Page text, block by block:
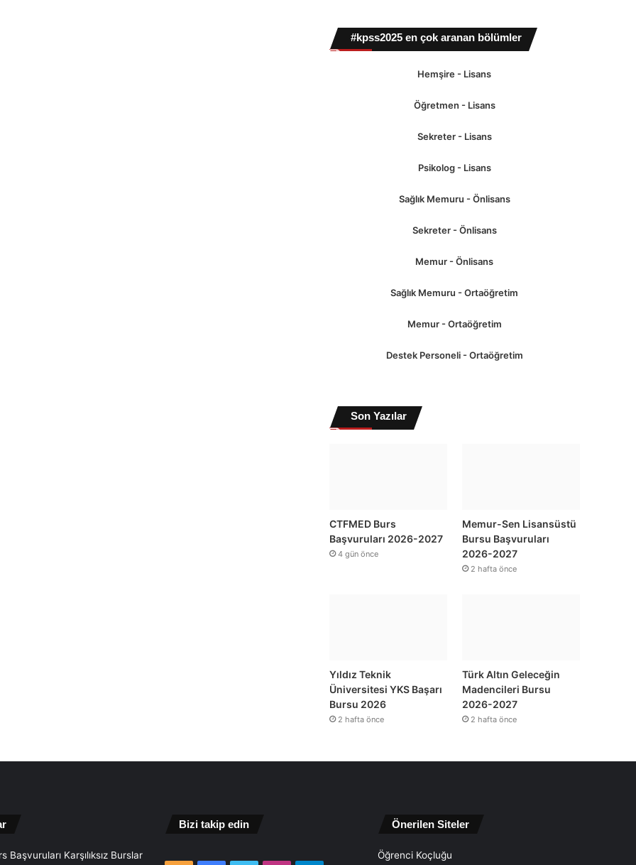
#kpss2025 en çok aranan bölümler
Hemşire - Lisans
Öğretmen - Lisans
Sekreter - Lisans
Psikolog - Lisans
Sağlık Memuru - Önlisans
Sekreter - Önlisans
Memur - Önlisans
Sağlık Memuru - Ortaöğretim
Memur - Ortaöğretim
Destek Personeli - Ortaöğretim
Son Yazılar
CTFMED Burs
Başvuruları 2026-2027
4 gün önce
Memur-Sen Lisansüstü
Bursu Başvuruları
2026-2027
2 hafta önce
Yıldız Teknik
Üniversitesi YKS Başarı
Bursu 2026
2 hafta önce
Türk Altın Geleceğin
Madencileri Bursu
2026-2027
2 hafta önce
Başvuruları Karşılıksız Burslar
Bizi takip edin Önerilen Siteler
Öğrenci Koçluğu